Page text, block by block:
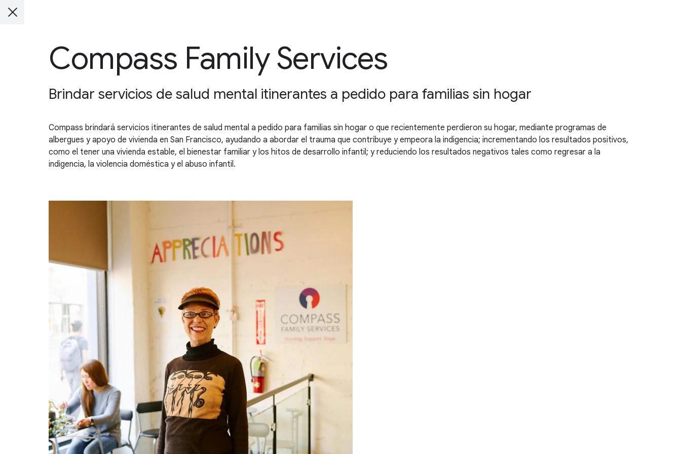
Compass Family Services
Brindar servicios de salud mental itinerantes a pedido para familias sin hogar
Compass brindará servicios itinerantes de salud mental a pedido para familias sin hogar o que recientemente perdieron su hogar, mediante programas de
albergues y apoyo de vivienda en San Francisco, ayudando a abordar el trauma que contribuye y empeora la indigencia; incrementando los resultados positivos,
como el tener una vivienda estable, el bienestar familiar y los hitos de desarrollo infantil; y reduciendo los resultados negativos tales como regresar a la
indigencia, la violencia doméstica y el abuso infantil.